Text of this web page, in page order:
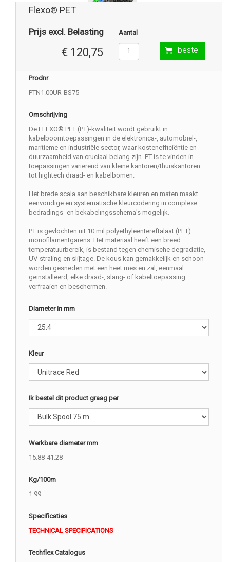
Flexo® PET
Prijs excl. Belasting
€ 120,75
Aantal
bestel
Prodnr
PTN1.00UR-BS75
Omschrijving
De FLEXO® PET (PT)-kwaliteit wordt gebruikt in
kabelboomtoepassingen in de elektronica-, automobiel-,
maritieme en industriële sector, waar kostenefficiëntie en
duurzaamheid van cruciaal belang zijn. PT is te vinden in
toepassingen variërend van kleine kantoren/thuiskantoren
tot hightech draad- en kabelbomen.
Het brede scala aan beschikbare kleuren en maten maakt
eenvoudige en systematische kleurcodering in complexe
bedradings- en bekabelingsschema's mogelijk.
PT is gevlochten uit 10 mil polyethyleentereftalaat (PET)
monofilamentgarens. Het materiaal heeft een breed
temperatuurbereik, is bestand tegen chemische degradatie,
UV-straling en slijtage. De kous kan gemakkelijk en schoon
worden gesneden met een heet mes en zal, eenmaal
geïnstalleerd, elke draad-, slang- of kabeltoepassing
verfraaien en beschermen.
Diameter in mm
Kleur
Ik bestel dit product graag per
Werkbare diameter mm
15.88-41.28
Kg/100m
1.99
Specificaties
TECHNICAL SPECIFICATIONS
Techflex Catalogus